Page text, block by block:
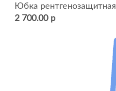
Юбка рентгенозащитная
2 700.00 р